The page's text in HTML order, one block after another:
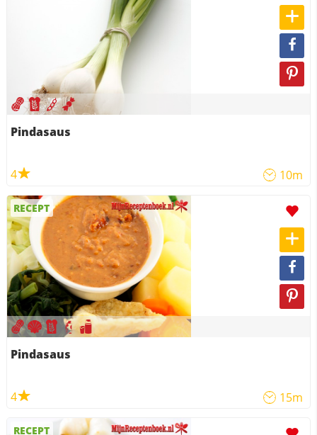
Pindasaus
4 10m
RECEPT
Pindasaus
4 15m
RECEPT